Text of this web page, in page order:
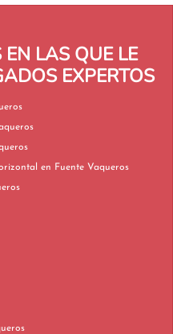
LAS QUE LE
EXPERTOS
Vaqueros
Vaqueros
Vaqueros
Derecho Inmobiliario y Propiedad Horizontal en Fuente Vaqueros
Vaqueros